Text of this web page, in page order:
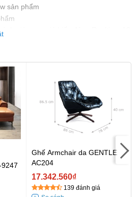
sản phẩm
giá, xem giá biến động Realtime 10
Ghế Armchair da GENTLE
AC204
17.342.560₫
139 đánh giá